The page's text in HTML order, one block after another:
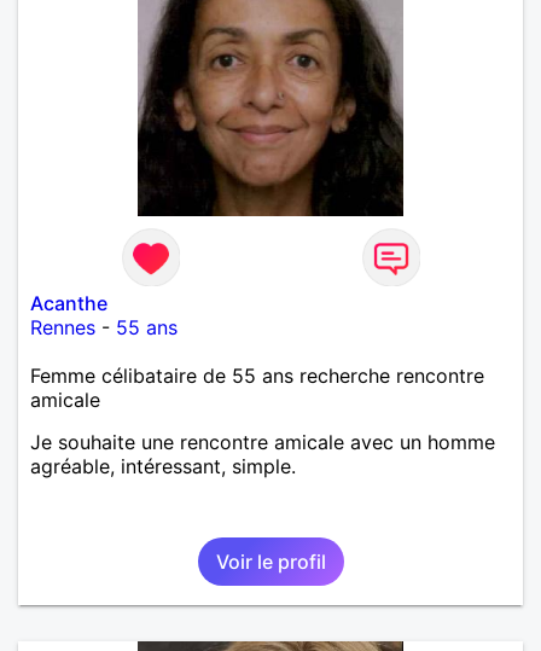
Acanthe
Rennes - 55 ans
Femme célibataire de 55 ans recherche rencontre
amicale
Je souhaite une rencontre amicale avec un homme
agréable, intéressant, simple.
Voir le profil